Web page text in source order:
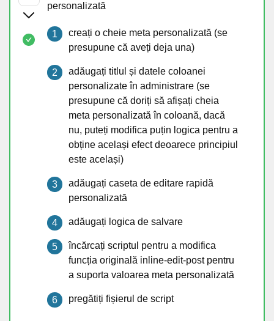
personalizată
creați o cheie meta personalizată (se
presupune că aveți deja una)
adăugați titlul și datele coloanei
personalizate în administrare (se
presupune că doriți să afișați cheia
meta personalizată în coloană, dacă
nu, puteți modifica puțin logica pentru a
obține același efect deoarece principiul
este același)
adăugați caseta de editare rapidă
personalizată
adăugați logica de salvare
încărcați scriptul pentru a modifica
funcția originală inline-edit-post pentru
a suporta valoarea meta personalizată
pregătiți fișierul de script